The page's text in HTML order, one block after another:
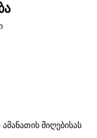
მიღებისას